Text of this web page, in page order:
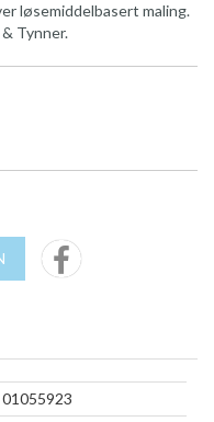
løsemiddelbasert maling.
Tynner.
01055923